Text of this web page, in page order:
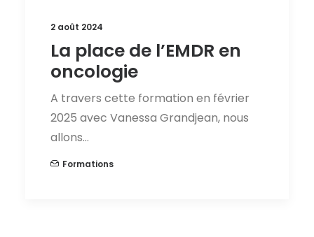
2 août 2024
La place de l’EMDR en
oncologie
A travers cette formation en février
2025 avec Vanessa Grandjean, nous
allons…
Formations